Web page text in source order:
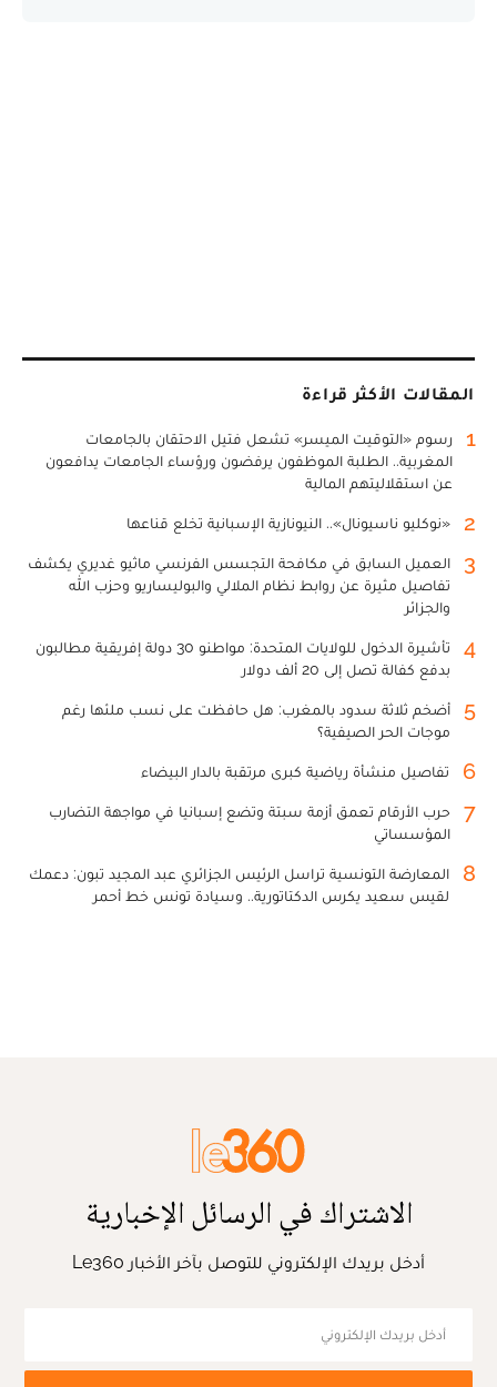
المقالات الأكثر قراءة
1
رسوم «التوقيت الميسر» تشعل فتيل الاحتقان بالجامعات
المغربية.. الطلبة الموظفون يرفضون ورؤساء الجامعات يدافعون
عن استقلاليتهم المالية
2 «نوكليو ناسيونال».. النيونازية الإسبانية تخلع قناعها
3
العميل السابق في مكافحة التجسس الفرنسي ماثيو غديري يكشف
تفاصيل مثيرة عن روابط نظام الملالي والبوليساريو وحزب الله
والجزائر
4
تأشيرة الدخول للولايات المتحدة: مواطنو 30 دولة إفريقية مطالبون
بدفع كفالة تصل إلى 20 ألف دولار
5
أضخم ثلاثة سدود بالمغرب: هل حافظت على نسب ملئها رغم
موجات الحر الصيفية؟
6 تفاصيل منشأة رياضية كبرى مرتقبة بالدار البيضاء
7
حرب الأرقام تعمق أزمة سبتة وتضع إسبانيا في مواجهة التضارب
المؤسساتي
8
المعارضة التونسية تراسل الرئيس الجزائري عبد المجيد تبون: دعمك
لقيس سعيد يكرس الدكتاتورية.. وسيادة تونس خط أحمر
الاشتراك في الرسائل الإخبارية
أدخل بريدك الإلكتروني للتوصل بآخر الأخبار Le360